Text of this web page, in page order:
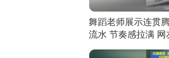
舞蹈老师展示连贯
流水 节奏感拉满 网